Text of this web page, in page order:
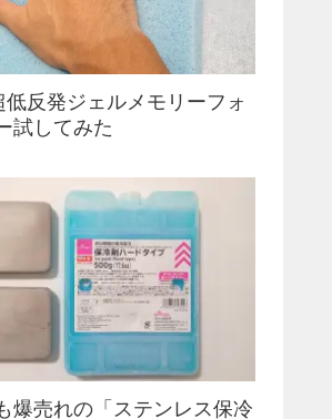
低反発ジェルメモリーフォ
試してみた
爆売れの「ステンレス保冷